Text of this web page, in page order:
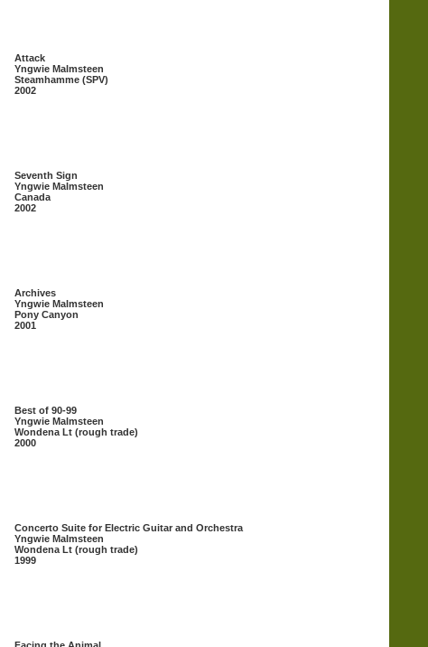
Attack
Yngwie Malmsteen
Steamhamme (SPV)
2002
Seventh Sign
Yngwie Malmsteen
Canada
2002
Archives
Yngwie Malmsteen
Pony Canyon
2001
Best of 90-99
Yngwie Malmsteen
Wondena Lt (rough trade)
2000
Concerto Suite for Electric Guitar and Orchestra
Yngwie Malmsteen
Wondena Lt (rough trade)
1999